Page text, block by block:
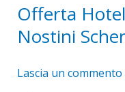
Offerta
Nostini
Lascia un commento
per
il
Trofeo
Nostini